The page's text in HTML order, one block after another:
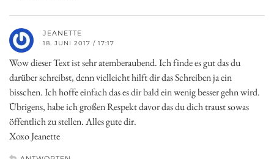
JEANETTE
18. JUNI 2017 / 17:17
Wow dieser Text ist sehr atemberaubend. Ich finde es gut das du
darüber schreibst, denn vielleicht hilft dir das Schreiben ja ein
bisschen. Ich hoffe einfach das es dir bald ein wenig besser gehn wird.
Übrigens, habe ich großen Respekt davor das du dich traust sowas
öffentlich zu stellen. Alles gute dir.
Xoxo Jeanette